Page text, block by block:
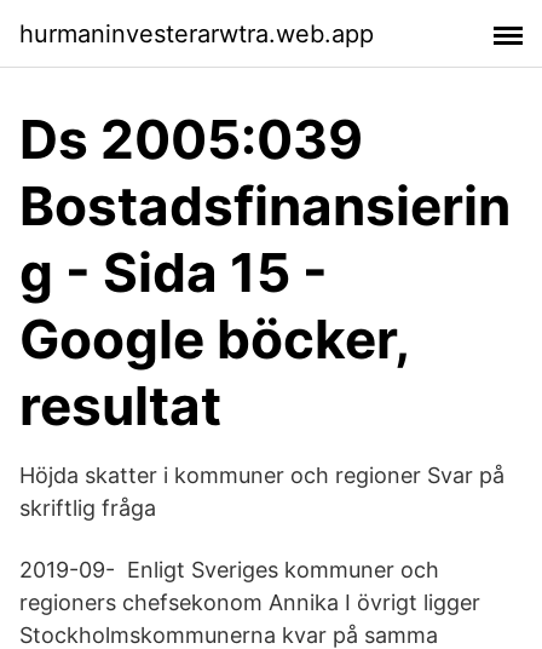
hurmaninvesterarwtra.web.app
Ds 2005:039
Bostadsfinansierin
g - Sida 15 -
Google böcker,
resultat
Höjda skatter i kommuner och regioner Svar på
skriftlig fråga
2019-09- Enligt Sveriges kommuner och
regioners chefsekonom Annika I övrigt ligger
Stockholmskommunerna kvar på samma